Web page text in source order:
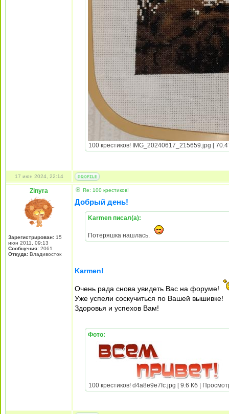
100 крестиков! IMG_20240617_215659.jpg [
17 июн 2024, 22:14
Zinyra
Зарегистрирован: 15
июн 2011, 09:13
Сообщения: 2061
Откуда: Владивосток
Re: 100 крестиков!
Добрый день!
Karmen писал(а):
Потеряшка нашлась.
Karmen!
Очень рада снова увидеть Вас на форуме!
Уже успели соскучиться по Вашей вышивке!
Здоровья и успехов Вам!
Фото:
100 крестиков! d4a8e9e7fc.jpg [ 9.6 Кб |